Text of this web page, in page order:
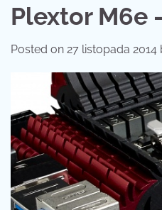
Plextor M6e
Posted on 27 listopada 2014